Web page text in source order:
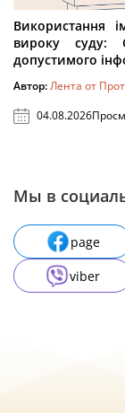
Використання
вироку суду:
допустимого
Автор:Лента от
04.08.2026
Мы в
page
viber